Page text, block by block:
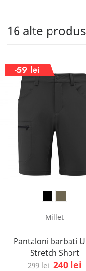
16 alte
-59 lei
Millet
Pantaloni barbati
Stretch Short
299 lei 240 lei